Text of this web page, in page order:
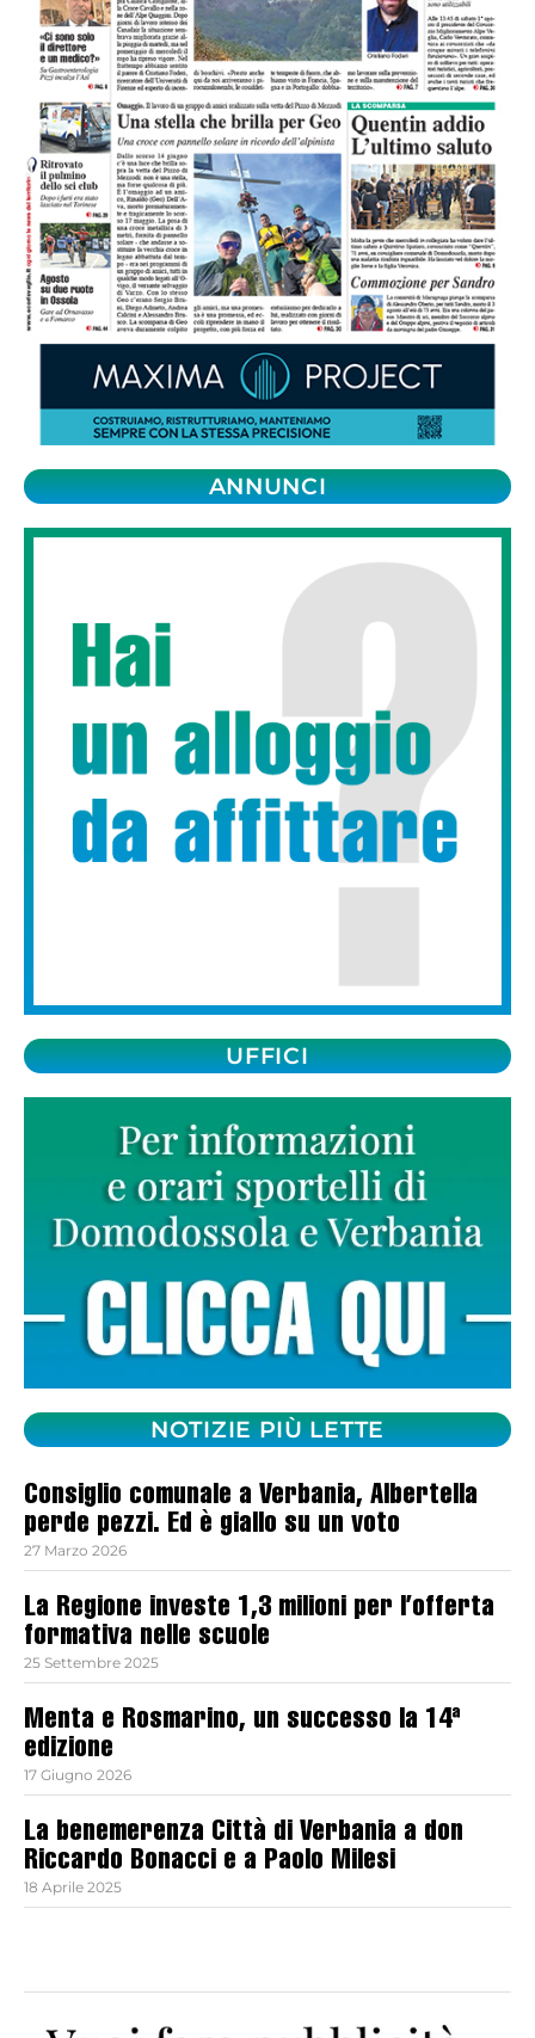
ANNUNCI
UFFICI
NOTIZIE PIÙ LETTE
Consiglio comunale a Verbania, Albertella
perde pezzi. Ed è giallo su un voto
27 Marzo 2026
La Regione investe 1,3 milioni per l’offerta
formativa nelle scuole
25 Settembre 2025
Menta e Rosmarino, un successo la 14ª
edizione
17 Giugno 2026
La benemerenza Città di Verbania a don
Riccardo Bonacci e a Paolo Milesi
18 Aprile 2025